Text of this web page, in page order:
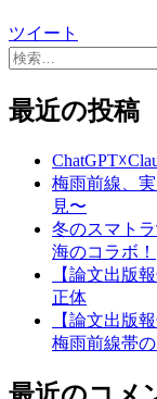
ツイート
検
最近の投稿
梅雨前線、
見〜
冬のスマト
海のコラボ！
【論文出版
正体
【論文出版
梅雨前線帯